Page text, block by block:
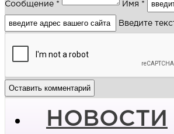
Сообщение * Имя *
Введите
НОВОСТИ